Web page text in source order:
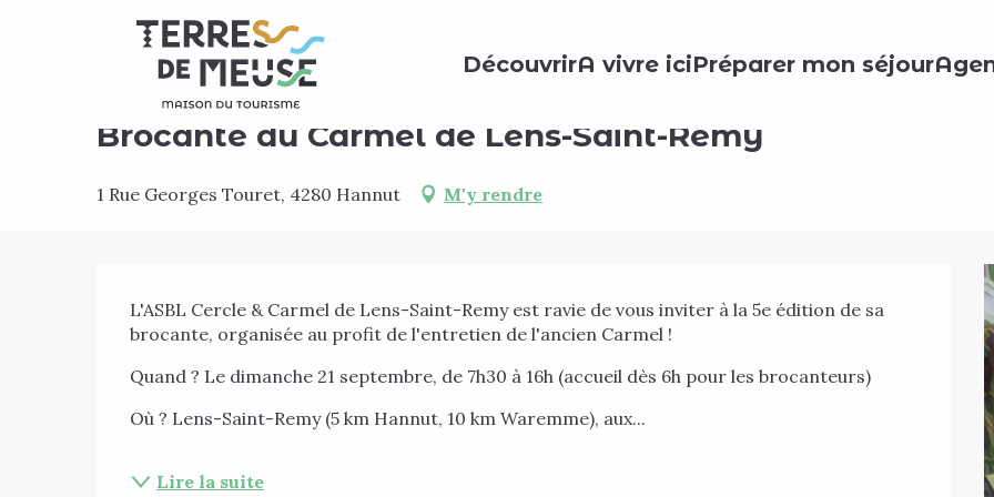
DécouvrirA vivre iciPréparer mon séjour
Accueil Agenda Brocante du Carmel de Lens-Saint-Remy
Dimanche 20 septembre à 07:30
Brocante du Carmel de Lens-Saint-Remy
1 Rue Georges Touret, 4280 Hannut M'y rendre
Description
L'ASBL Cercle & Carmel de Lens-Saint-Remy est ravie de vous inviter à la 5e édition de sa
brocante, organisée au profit de l'entretien de l'ancien Carmel !
Quand ? Le dimanche 21 septembre, de 7h30 à 16h (accueil dès 6h pour les brocanteurs)
Où ? Lens-Saint-Remy (5 km Hannut, 10 km Waremme), aux...
Lire la suite